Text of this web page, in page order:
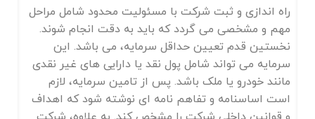
راه ‌اندازی و ثبت شرکت با مسئولیت محدود شامل مراحل
مهم و مشخصی می گردد که باید به دقت انجام شوند.
نخستین قدم تعیین حداقل سرمایه، می ‌باشد. این
سرمایه می ‌تواند شامل پول نقد یا دارایی ‌های غیر نقدی
مانند خودرو یا ملک باشد. پس از تامین سرمایه، لازم
است اساسنامه و تفاهم ‌نامه ‌ای نوشته شود که اهداف